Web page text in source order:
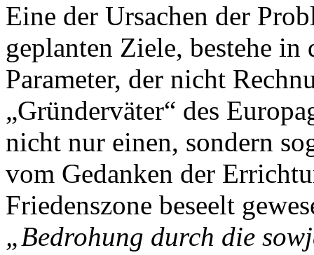
Eine der Ursachen der
geplanten Ziele, bestehe
Parameter, der nicht
„Gründerväter“ des
nicht nur einen, sondern
vom Gedanken der
Friedenszone beseelt
„Bedrohung durch die